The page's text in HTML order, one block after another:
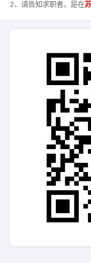
2、请告知求职者，是在